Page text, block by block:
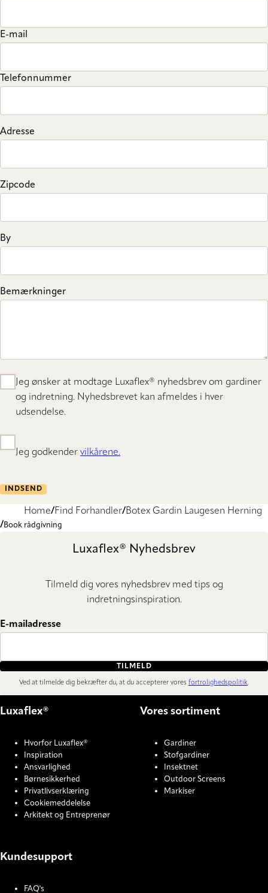
E-mail
Telefonnummer
Adresse
Zipcode
By
Bemærkninger
Jeg ønsker at modtage Luxaflex® nyhedsbrev om gardiner
og indretning. Nyhedsbrevet kan afmeldes i hver
udsendelse.
Jeg godkender vilkårene.
INDSEND
Home Find Forhandler Botex Gardin Laugesen Herning
Book rådgivning
Luxaflex® Nyhedsbrev
Tilmeld dig vores nyhedsbrev med tips og
indretningsinspiration.
E-mailadresse
TILMELD
Ved at tilmelde dig bekræfter du, at du accepterer vores fortrolighedspolitik.
Luxaflex®
Hvorfor Luxaflex®
Inspiration
Ansvarlighed
Børnesikkerhed
Privatlivserklæring
Cookiemeddelelse
Arkitekt og Entreprenør
Vores sortiment
Gardiner
Stofgardiner
Insektnet
Outdoor Screens
Markiser
Kundesupport
FAQ's